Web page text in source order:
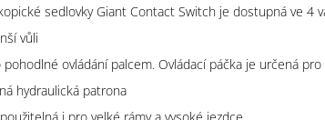
sedlovky Giant Contact Switch je dostupná ve 4
vůli
ovládání palcem. Ovládací páčka je určená
hydraulická patrona